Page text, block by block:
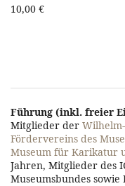
10,00 €
Führung (inkl. freier
Mitglieder der Wilhelm-
Fördervereins des
Museum für Karikatur
Jahren, Mitglieder des
Museumsbundes